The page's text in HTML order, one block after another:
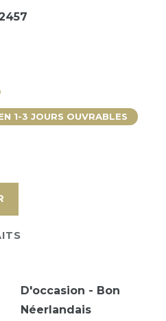
1-3 JOURS OUVRABLES
D'occasion - Bon
Néerlandais